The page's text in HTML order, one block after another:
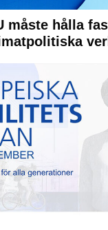
måste hålla